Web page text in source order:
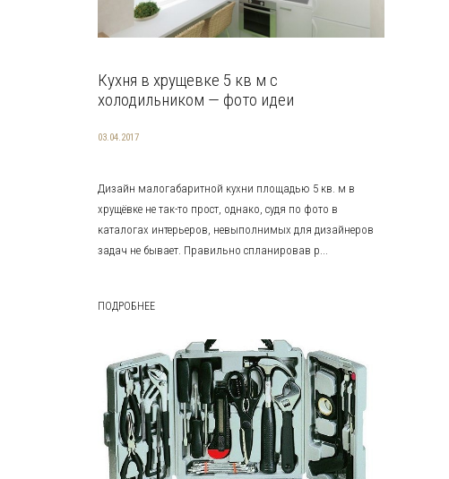
Кухня в хрущевке 5 кв м с
холодильником — фото идеи
03.04.2017
Дизайн малогабаритной кухни площадью 5 кв. м в
хрущёвке не так-то прост, однако, судя по фото в
каталогах интерьеров, невыполнимых для дизайнеров
задач не бывает. Правильно спланировав р...
ПОДРОБНЕЕ